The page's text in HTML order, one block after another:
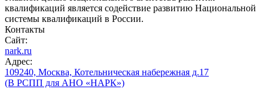
квалификаций является содействие развитию Национальной
системы квалификаций в России.
Контакты
Сайт:
nark.ru
Адрес:
109240, Москва, Котельническая набережная д.17
(В РСПП для АНО «НАРК»)